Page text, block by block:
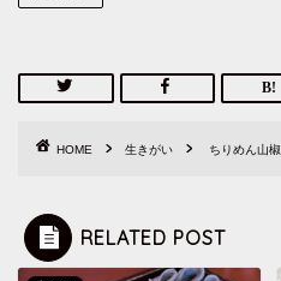
HOME 生きがい ちりめん山椒
RELATED POST